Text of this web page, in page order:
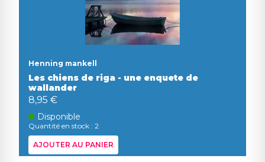
Henning mankell
Les chiens de riga - une enquete de
wallander
8,95 €
Disponible
Quantité en stock : 2
AJOUTER AU PANIER